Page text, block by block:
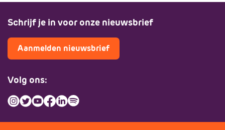
Schrijf je in voor onze nieuwsbrief
Aanmelden nieuwsbrief
Volg ons: